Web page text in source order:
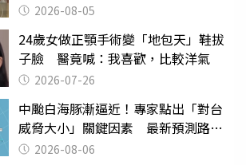
2026-08-05
24歲女做正顎手術變「地包天」鞋拔
子臉 醫竟喊：我喜歡，比較洋氣
2026-07-26
中颱白海豚漸逼近！專家點出「對台
威脅大小」關鍵因素 最新預測路徑
曝 2026-08-06